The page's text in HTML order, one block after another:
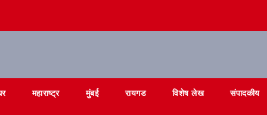
महाराष्ट्र मुंबई रायगड विशेष लेख संपादकीय